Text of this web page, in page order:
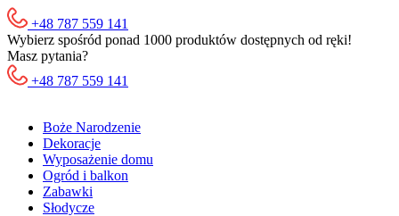
+48 787 559 141
Wybierz spośród ponad 1000 produktów dostępnych od ręki!
Masz pytania?
+48 787 559 141
Boże Narodzenie
Dekoracje
Wyposażenie domu
Ogród i balkon
Zabawki
Słodycze